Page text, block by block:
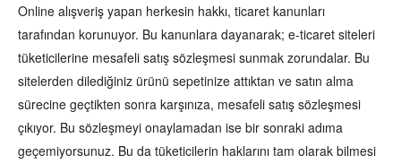
Online alışveriş yapan herkesin hakkı, ticaret kanunları
tarafından korunuyor. Bu kanunlara dayanarak; e-ticaret siteleri
tüketicilerine mesafeli satış sözleşmesi sunmak zorundalar. Bu
sitelerden dilediğiniz ürünü sepetinize attıktan ve satın alma
sürecine geçtikten sonra karşınıza, mesafeli satış sözleşmesi
çıkıyor. Bu sözleşmeyi onaylamadan ise bir sonraki adıma
geçemiyorsunuz. Bu da tüketicilerin haklarını tam olarak bilmesi